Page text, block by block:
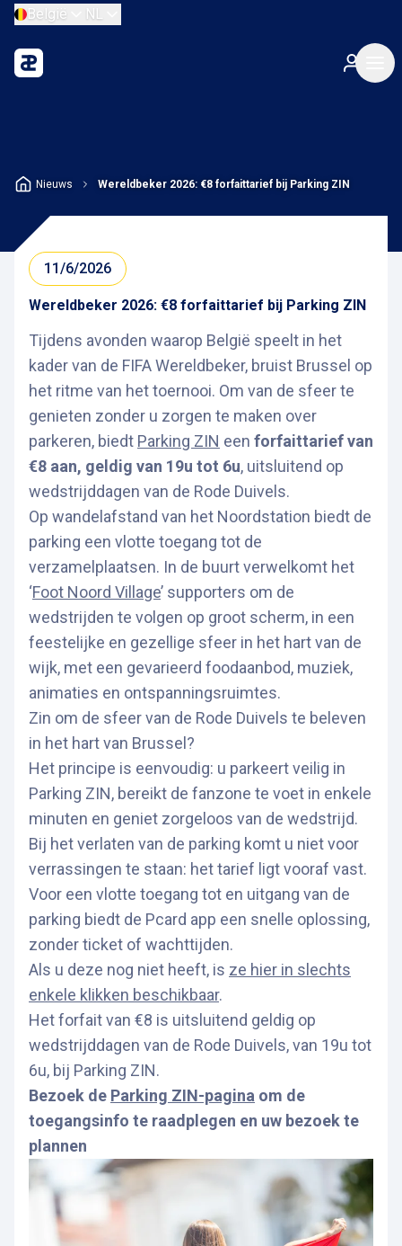
België NL
Nieuws Wereldbeker 2026: €8 forfaittarief bij Parking ZIN
11/6/2026
Wereldbeker 2026: €8 forfaittarief bij Parking ZIN
Tijdens avonden waarop België speelt in het
kader van de FIFA Wereldbeker, bruist Brussel op
het ritme van het toernooi. Om van de sfeer te
genieten zonder u zorgen te maken over
parkeren, biedt Parking ZIN een forfaittarief van
€8 aan, geldig van 19u tot 6u, uitsluitend op
wedstrijddagen van de Rode Duivels.
Op wandelafstand van het Noordstation biedt de
parking een vlotte toegang tot de
verzamelplaatsen. In de buurt verwelkomt het
‘Foot Noord Village’ supporters om de
wedstrijden te volgen op groot scherm, in een
feestelijke en gezellige sfeer in het hart van de
wijk, met een gevarieerd foodaanbod, muziek,
animaties en ontspanningsruimtes.
Zin om de sfeer van de Rode Duivels te beleven
in het hart van Brussel?
Het principe is eenvoudig: u parkeert veilig in
Parking ZIN, bereikt de fanzone te voet in enkele
minuten en geniet zorgeloos van de wedstrijd.
Bij het verlaten van de parking komt u niet voor
verrassingen te staan: het tarief ligt vooraf vast.
Voor een vlotte toegang tot en uitgang van de
parking biedt de Pcard app een snelle oplossing,
zonder ticket of wachttijden.
Als u deze nog niet heeft, is ze hier in slechts
enkele klikken beschikbaar.
Het forfait van €8 is uitsluitend geldig op
wedstrijddagen van de Rode Duivels, van 19u tot
6u, bij Parking ZIN.
Bezoek de Parking ZIN-pagina om de
toegangsinfo te raadplegen en uw bezoek te
plannen